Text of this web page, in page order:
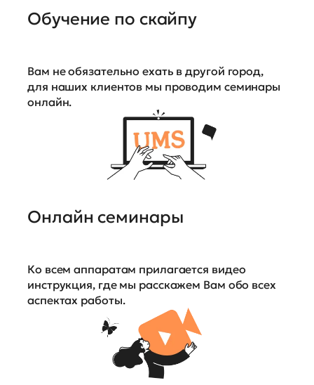
Обучение по скайпу
Вам не обязательно ехать в другой город,
для наших клиентов мы проводим семинары
онлайн.
Онлайн семинары
Ко всем аппаратам прилагается видео
инструкция, где мы расскажем Вам обо всех
аспектах работы.